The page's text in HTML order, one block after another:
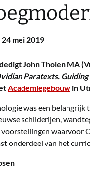
24 mei 2019
John Tholen MA
Paratexts.
Academiegebouw in
was een
schilderijen,
waarvoor
onderdeel van het